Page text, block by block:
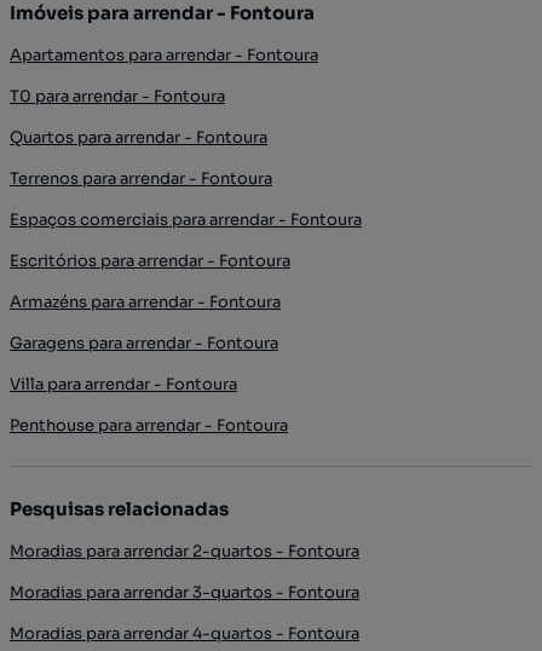
Imóveis para arrendar - Fontoura
Apartamentos para arrendar - Fontoura
T0 para arrendar - Fontoura
Quartos para arrendar - Fontoura
Terrenos para arrendar - Fontoura
Espaços comerciais para arrendar - Fontoura
Escritórios para arrendar - Fontoura
Armazéns para arrendar - Fontoura
Garagens para arrendar - Fontoura
Villa para arrendar - Fontoura
Penthouse para arrendar - Fontoura
Pesquisas relacionadas
Moradias para arrendar 2-quartos - Fontoura
Moradias para arrendar 3-quartos - Fontoura
Moradias para arrendar 4-quartos - Fontoura